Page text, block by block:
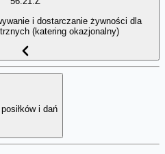
i dostarczanie żywności dla
(katering okazjonalny)
i dań